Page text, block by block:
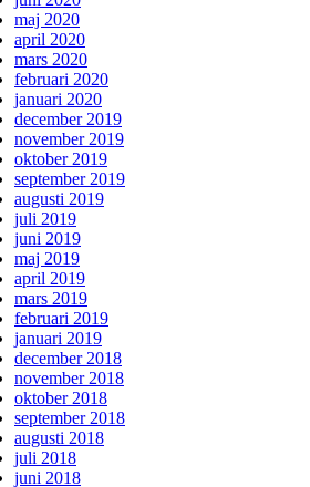
maj 2020
april 2020
mars 2020
februari 2020
januari 2020
december 2019
november 2019
oktober 2019
september 2019
augusti 2019
juli 2019
juni 2019
maj 2019
april 2019
mars 2019
februari 2019
januari 2019
december 2018
november 2018
oktober 2018
september 2018
augusti 2018
juli 2018
juni 2018